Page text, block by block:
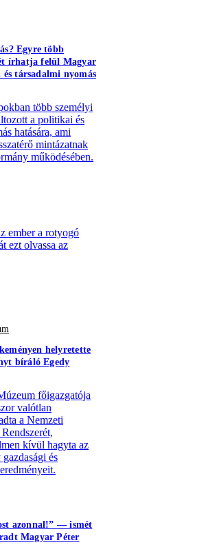
Egyre több
írhatja felül Magyar
társadalmi nyomás
több személyi
a politikai és
hatására, ami
mintázatnak
működésében.
ember a rotyogó
ezt olvassa az
helyretette
bíráló Egedy
főigazgatója
valótlan
a Nemzeti
kívül hagyta az
és
azonnal!” — ismét
Magyar Péter